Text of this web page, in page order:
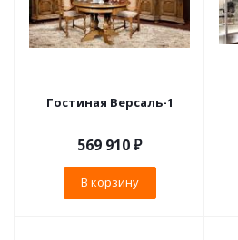
Гостиная Версаль-1
569 910₽
В корзину